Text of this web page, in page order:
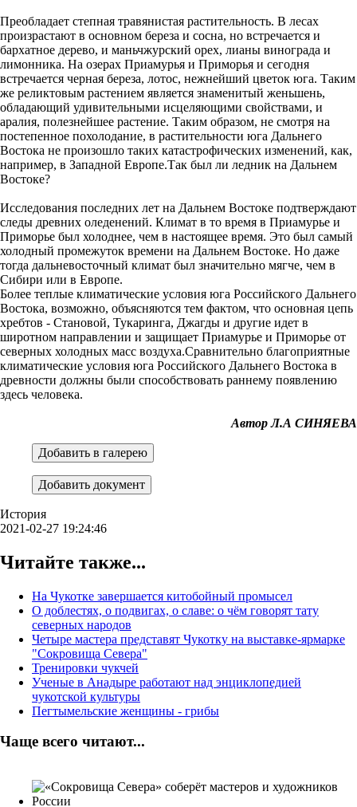
Преобладает степная травянистая растительность. В лесах
произрастают в основном береза и сосна, но встречается и
бархатное дерево, и маньчжурский орех, лианы винограда и
лимонника. На озерах Приамурья и Приморья и сегодня
встречается черная береза, лотос, нежнейший цветок юга. Таким
же реликтовым растением является знаменитый женьшень,
обладающий удивительными исцеляющими свойствами, и
аралия, полезнейшее растение. Таким образом, не смотря на
постепенное похолодание, в растительности юга Дальнего
Востока не произошло таких катастрофических изменений, как,
например, в Западной Европе.Так был ли ледник на Дальнем
Востоке?
Исследования последних лет на Дальнем Востоке подтверждают
следы древних оледенений. Климат в то время в Приамурье и
Приморье был холоднее, чем в настоящее время. Это был самый
холодный промежуток времени на Дальнем Востоке. Но даже
тогда дальневосточный климат был значительно мягче, чем в
Сибири или в Европе.
Более теплые климатические условия юга Российского Дальнего
Востока, возможно, объясняются тем фактом, что основная цепь
хребтов - Становой, Тукаринга, Джагды и другие идет в
широтном направлении и защищает Приамурье и Приморье от
северных холодных масс воздуха.Сравнительно благоприятные
климатические условия юга Российского Дальнего Востока в
древности должны были способствовать раннему появлению
здесь человека.
Автор Л.А СИНЯЕВА
Добавить в галерею
Добавить документ
История
2021-02-27 19:24:46
Читайте также...
На Чукотке завершается китобойный промысел
О доблестях, о подвигах, о славе: о чём говорят тату
северных народов
Четыре мастера представят Чукотку на выставке-ярмарке
"Сокровища Севера"
Тренировки чукчей
Ученые в Анадыре работают над энциклопедией
чукотской культуры
Пегтымельские женщины - грибы
Чаще всего читают...